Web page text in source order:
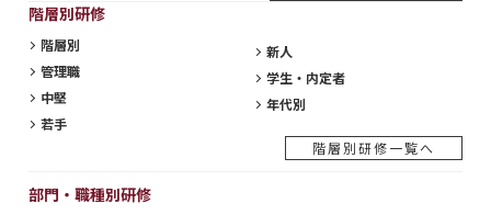
階層別研修
階層別
管理職
中堅
若手
新人
学生・内定者
年代別
階層別研修一覧へ
部門・職種別研修